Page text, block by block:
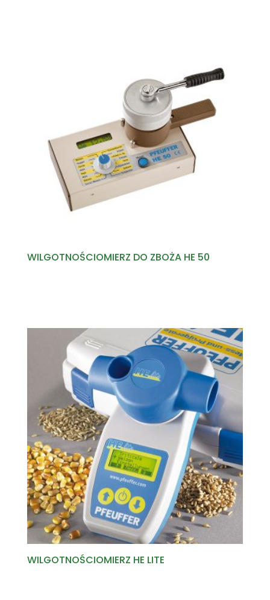
WILGOTNOŚCIOMIERZ DO ZBOŻA HE 50
WILGOTNOŚCIOMIERZ HE LITE